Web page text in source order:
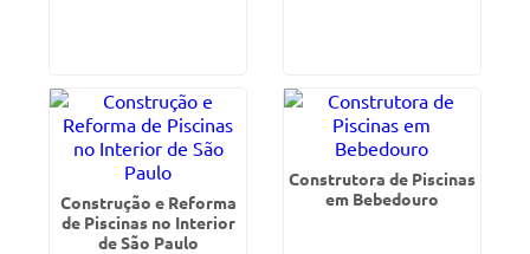
Construção e Reforma
de Piscinas no Interior
de São Paulo
Construtora de Piscinas
em Bebedouro